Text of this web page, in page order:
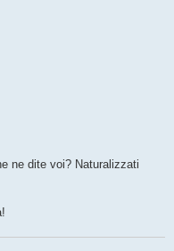
ne dite voi? Naturalizzati